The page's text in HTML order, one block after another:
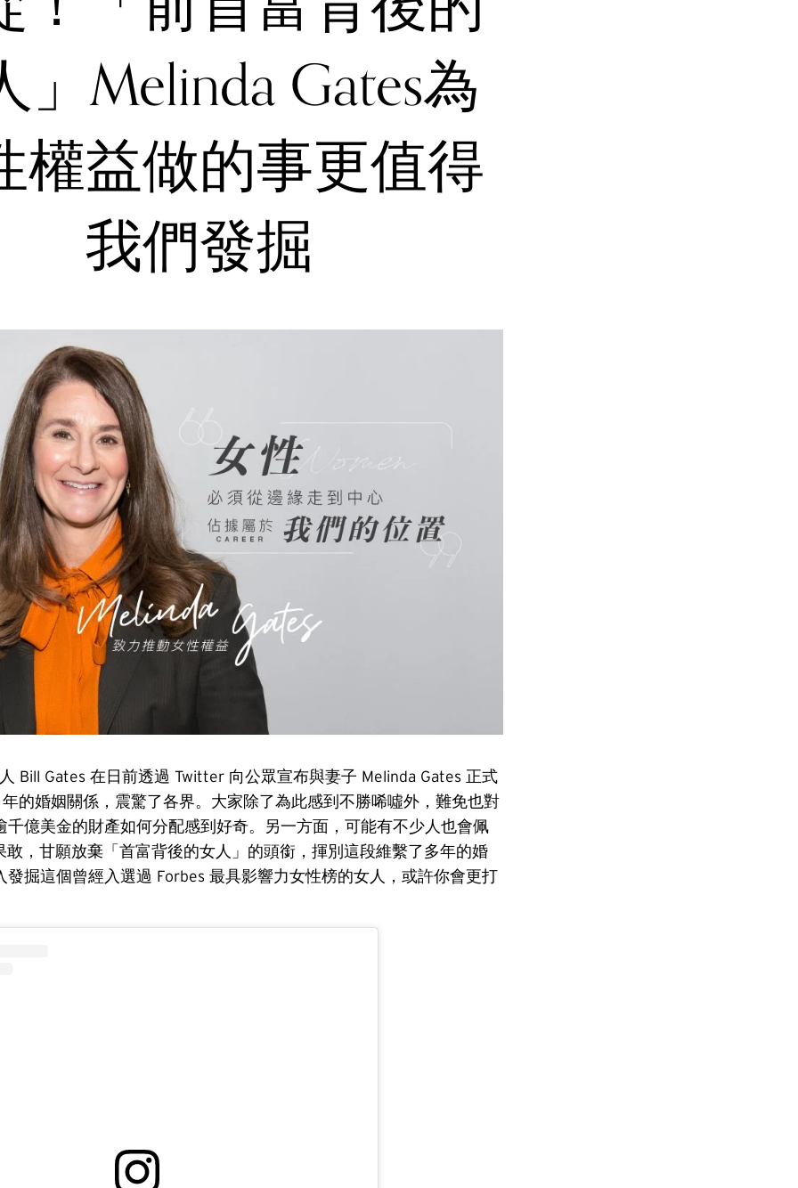
」Melinda Gates為
權益做的事更值得
我們發掘
Bill Gates 在日前透過 Twitter 向公眾宣布與妻子 Melinda Gates 正式
的婚姻關係，震驚了各界。大家除了為此感到不勝唏噓外，難免也對
千億美金的財產如何分配感到好奇。另一方面，可能有不少人也會佩
敢，甘願放棄「首富背後的女人」的頭銜，揮別這段維繫了多年的婚
發掘這個曾經入選過 Forbes 最具影響力女性榜的女人，或許你會更打